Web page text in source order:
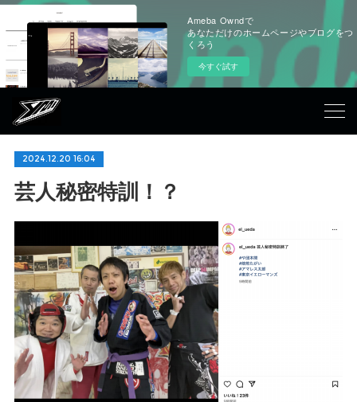
Ameba Owndで
あなただけのホームページやブログをつ
くろう
今すぐ試す
2024.12.20 16:04
芸人秘密特訓！？